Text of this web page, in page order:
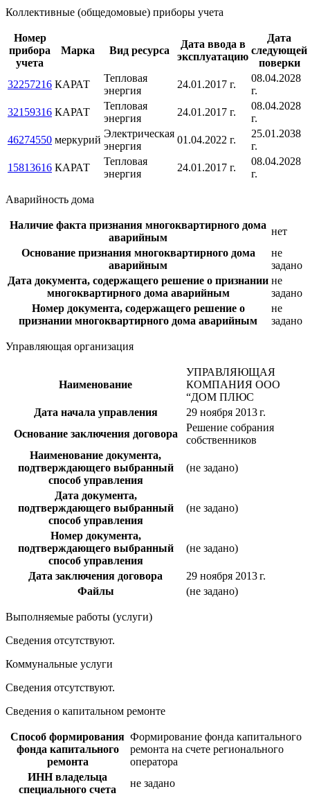
Коллективные (общедомовые) приборы учета
Номер
прибора
учета
Марка Вид ресурса
Дата ввода в
эксплуатацию
Дата
следующей
поверки
32257216 КАРАТ
Тепловая
энергия
24.01.2017 г.
08.04.2028
г.
32159316 КАРАТ
Тепловая
энергия
24.01.2017 г.
08.04.2028
г.
46274550 меркурий
Электрическая
энергия
01.04.2022 г.
25.01.2038
г.
15813616 КАРАТ
Тепловая
энергия
24.01.2017 г.
08.04.2028
г.
Аварийность дома
Наличие факта признания многоквартирного дома
аварийным
нет
Основание признания многоквартирного дома
аварийным
не
задано
Дата документа, содержащего решение о признании
многоквартирного дома аварийным
не
задано
Номер документа, содержащего решение о
признании многоквартирного дома аварийным
не
задано
Управляющая организация
Наименование
УПРАВЛЯЮЩАЯ
КОМПАНИЯ ООО
“ДОМ ПЛЮС
Дата начала управления
29 ноября 2013 г.
Основание заключения договора
Решение собрания
собственников
Наименование документа,
подтверждающего выбранный
способ управления
(не задано)
Дата документа,
подтверждающего выбранный
способ управления
(не задано)
Номер документа,
подтверждающего выбранный
способ управления
(не задано)
Дата заключения договора
29 ноября 2013 г.
Файлы
(не задано)
Выполняемые работы (услуги)
Сведения отсутствуют.
Коммунальные услуги
Сведения отсутствуют.
Сведения о капитальном ремонте
Способ формирования
фонда капитального
ремонта
Формирование фонда капитального
ремонта на счете регионального
оператора
ИНН владельца
специального счета
не задано